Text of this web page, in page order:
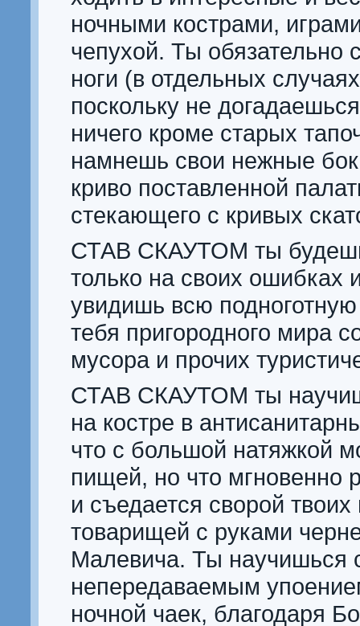
ночными кострами,
чепухой. Ты обязательно
ноги (в отдельных
поскольку не
ничего кроме старых
намнешь свои нежные
криво поставленной
стекающего с кривых
СТАВ СКАУТОМ ты
только на своих ошибках
увидишь всю
тебя пригородного мира
мусора и прочих
СТАВ СКАУТОМ ты
на костре в
что с большой натяжкой
пищей, но что мгновенно
и съедается сворой
товарищей с руками
Малевича. Ты научишься
непередаваемым
ночной чаек, благодаря